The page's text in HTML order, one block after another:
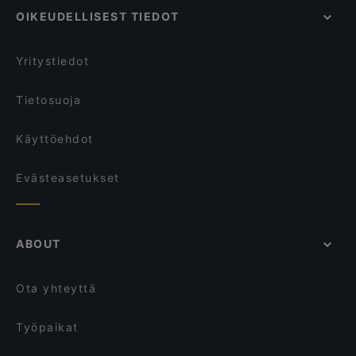
Ravintolat, We speak English, Mikkeli
OIKEUDELLISEST TIEDOT
Yritystiedot
Tietosuoja
Käyttöehdot
Evästeasetukset
ABOUT
Ota yhteyttä
Työpaikat